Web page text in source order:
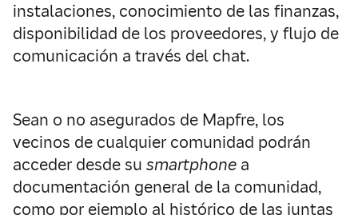
instalaciones, conocimiento de las finanzas,
disponibilidad de los proveedores, y flujo de
comunicación a través del chat.
Sean o no asegurados de Mapfre, los
vecinos de cualquier comunidad podrán
acceder desde su smartphone a
documentación general de la comunidad,
como por ejemplo al histórico de las juntas